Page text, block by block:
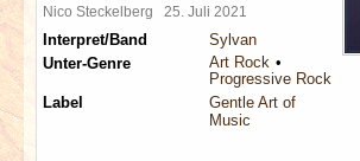
REDAKTION
LINKS
Nico Steckelberg 25. Juli 2021
Interpret/Band
Sylvan
Unter-Genre
Art Rock
Progressive Rock
Label
Gentle Art of
Music